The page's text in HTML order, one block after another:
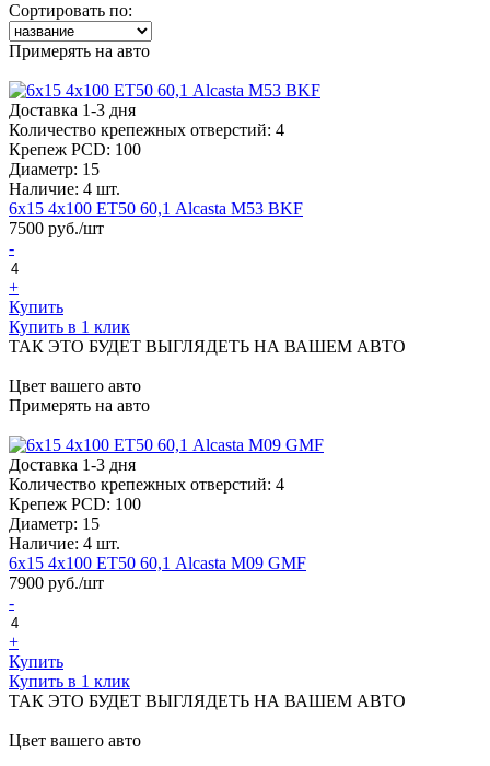
Сортировать по:
Примерять на авто
Доставка 1-3 дня
Количество крепежных отверстий: 4
Крепеж PCD: 100
Диаметр: 15
Наличие: 4 шт.
6х15 4х100 ЕТ50 60,1 Alcasta M53 BKF
7500 руб./шт
-
+
Купить
Купить в 1 клик
ТАК ЭТО БУДЕТ ВЫГЛЯДЕТЬ НА ВАШЕМ АВТО
Цвет вашего авто
Примерять на авто
Доставка 1-3 дня
Количество крепежных отверстий: 4
Крепеж PCD: 100
Диаметр: 15
Наличие: 4 шт.
6х15 4х100 ЕТ50 60,1 Alcasta M09 GMF
7900 руб./шт
-
+
Купить
Купить в 1 клик
ТАК ЭТО БУДЕТ ВЫГЛЯДЕТЬ НА ВАШЕМ АВТО
Цвет вашего авто